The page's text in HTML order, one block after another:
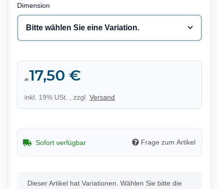
Dimension
Bitte wählen Sie eine Variation.
ab 17,50 €
inkl. 19% USt. , zzgl. Versand
Sofort verfügbar Frage zum Artikel
x
Dieser Artikel hat Variationen. Wählen Sie bitte die